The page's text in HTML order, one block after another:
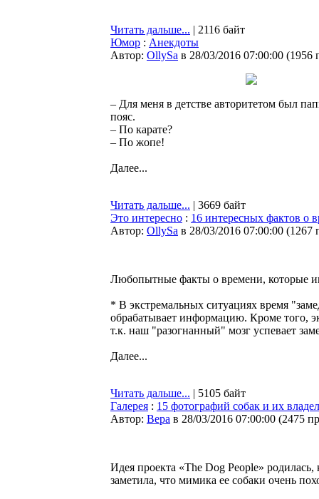
Читать дальше... | 2116 байт
Юмор : Анекдоты
Автор: OllySa в 28/03/2016 07:00:00 (1956
– Для меня в детстве авторитетом был
пояс.
– По карате?
– По жoпe!
Далее...
Читать дальше... | 3669 байт
Это интересно : 16 интересных фактов о
Автор: OllySa в 28/03/2016 07:00:00 (1267
Любопытные факты о времени, которые
* В экстремальных ситуациях время
обрабатывает информацию. Кроме того,
т.к. наш "разогнанный" мозг успевает
Далее...
Читать дальше... | 5105 байт
Галерея : 15 фотографий собак и их
Автор: Bepa в 28/03/2016 07:00:00 (2475
Идея проекта «The Dog People»
заметила, что мимика ее собаки очень